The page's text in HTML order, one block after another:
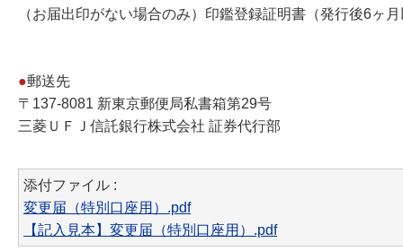
（お届出印がない場合のみ）印鑑登録証明書（発行後6ヶ
●郵送先
〒137-8081 新東京郵便局私書箱第29号
三菱ＵＦＪ信託銀行株式会社 証券代行部
添付ファイル :
変更届（特別口座用）.pdf
【記入見本】変更届（特別口座用）.pdf